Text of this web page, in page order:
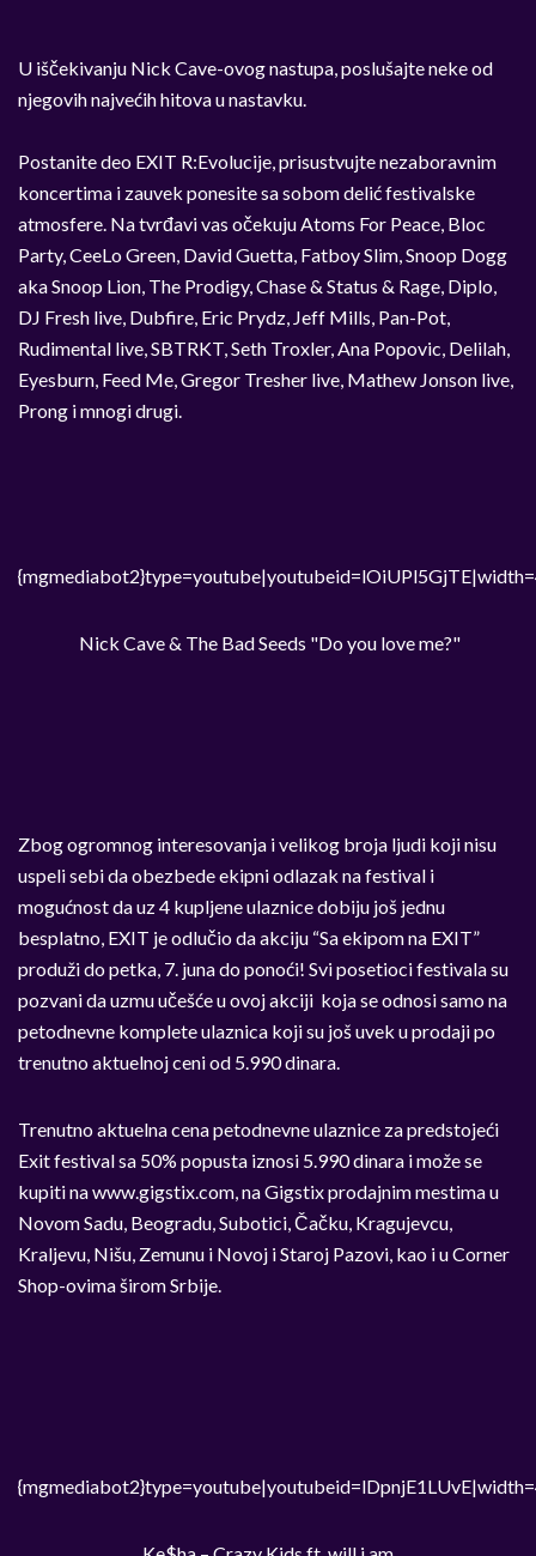
U iščekivanju Nick Cave-ovog nastupa, poslušajte neke od
njegovih najvećih hitova u nastavku.
Postanite deo EXIT R:Evolucije, prisustvujte nezaboravnim
koncertima i zauvek ponesite sa sobom delić festivalske
atmosfere. Na tvrđavi vas očekuju Atoms For Peace, Bloc
Party, CeeLo Green, David Guetta, Fatboy Slim, Snoop Dogg
aka Snoop Lion, The Prodigy, Chase & Status & Rage, Diplo,
DJ Fresh live, Dubfire, Eric Prydz, Jeff Mills, Pan-Pot,
Rudimental live, SBTRKT, Seth Troxler, Ana Popovic, Delilah,
Eyesburn, Feed Me, Gregor Tresher live, Mathew Jonson live,
Prong i mnogi drugi.
Nick Cave & The Bad Seeds "Do you love me?"
Zbog ogromnog interesovanja i velikog broja ljudi koji nisu
uspeli sebi da obezbede ekipni odlazak na festival i
mogućnost da uz 4 kupljene ulaznice dobiju još jednu
besplatno, EXIT je odlučio da akciju “Sa ekipom na EXIT”
produži do petka, 7. juna do ponoći! Svi posetioci festivala su
pozvani da uzmu učešće u ovoj akciji koja se odnosi samo na
petodnevne komplete ulaznica koji su još uvek u prodaji po
trenutno aktuelnoj ceni od 5.990 dinara.
Trenutno aktuelna cena petodnevne ulaznice za predstojeći
Exit festival sa 50% popusta iznosi 5.990 dinara i može se
kupiti na www.gigstix.com, na Gigstix prodajnim mestima u
Novom Sadu, Beogradu, Subotici, Čačku, Kragujevcu,
Kraljevu, Nišu, Zemunu i Novoj i Staroj Pazovi, kao i u Corner
Shop-ovima širom Srbije.